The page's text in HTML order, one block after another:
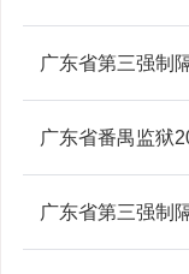
广东省第三强制
广东省番禺监狱
广东省第三强制